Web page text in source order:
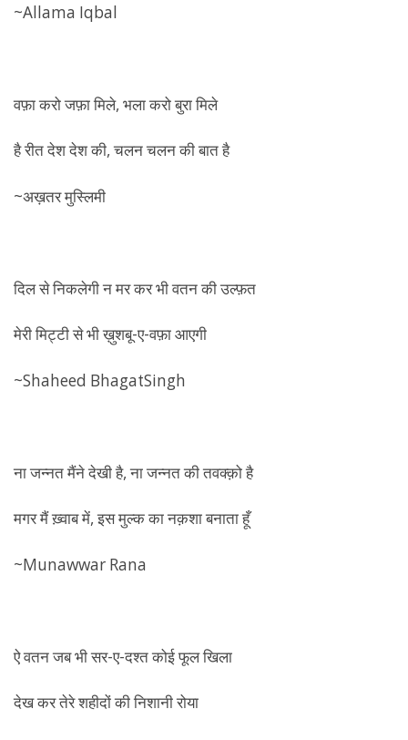
~Allama Iqbal
वफ़ा करो जफ़ा मिले, भला करो बुरा मिले
है रीत देश देश की, चलन चलन की बात है
~अख़तर मुस्लिमी
दिल से निकलेगी न मर कर भी वतन की उल्फ़त
मेरी मिट्टी से भी ख़ुशबू-ए-वफ़ा आएगी
~Shaheed BhagatSingh
ना जन्नत मैंने देखी है, ना जन्नत की तवक्क़ो है
मगर मैं ख़्वाब में, इस मुल्क का नक़शा बनाता हूँ
~Munawwar Rana
ऐ वतन जब भी सर-ए-दश्त कोई फूल खिला
देख कर तेरे शहीदों की निशानी रोया